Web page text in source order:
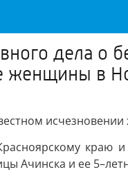
дела о
женщины в
краю и
Ачинска и ее